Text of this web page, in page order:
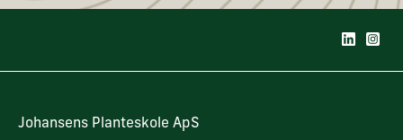
Johansens Planteskole ApS